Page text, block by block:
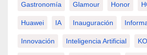
Gastronomía Glamour Honor
Huawei IA Inauguración
Innovación Inteligencia Artificial